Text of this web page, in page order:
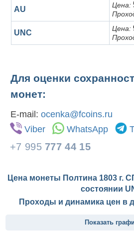
AU Цена:
UNC Цена:
Для оценки
монет:
E-mail: ocenka@fcoins.ru
Viber
WhatsApp
+7 995 777 44 15
Цена монеты Полтина 1803 г.
состоянии
Проходы и динамика цен в
Показать